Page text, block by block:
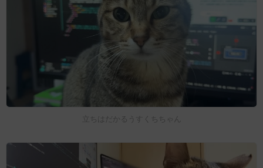
立ちはだかるうすくちちゃん